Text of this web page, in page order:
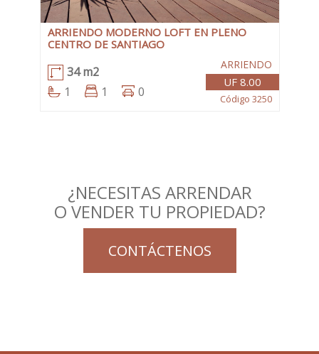
ARRIENDO MODERNO LOFT EN PLENO
CENTRO DE SANTIAGO
34 m2
1
1 0
ARRIENDO
UF 8.00
Código 3250
¿NECESITAS ARRENDAR
O VENDER TU PROPIEDAD?
CONTÁCTENOS